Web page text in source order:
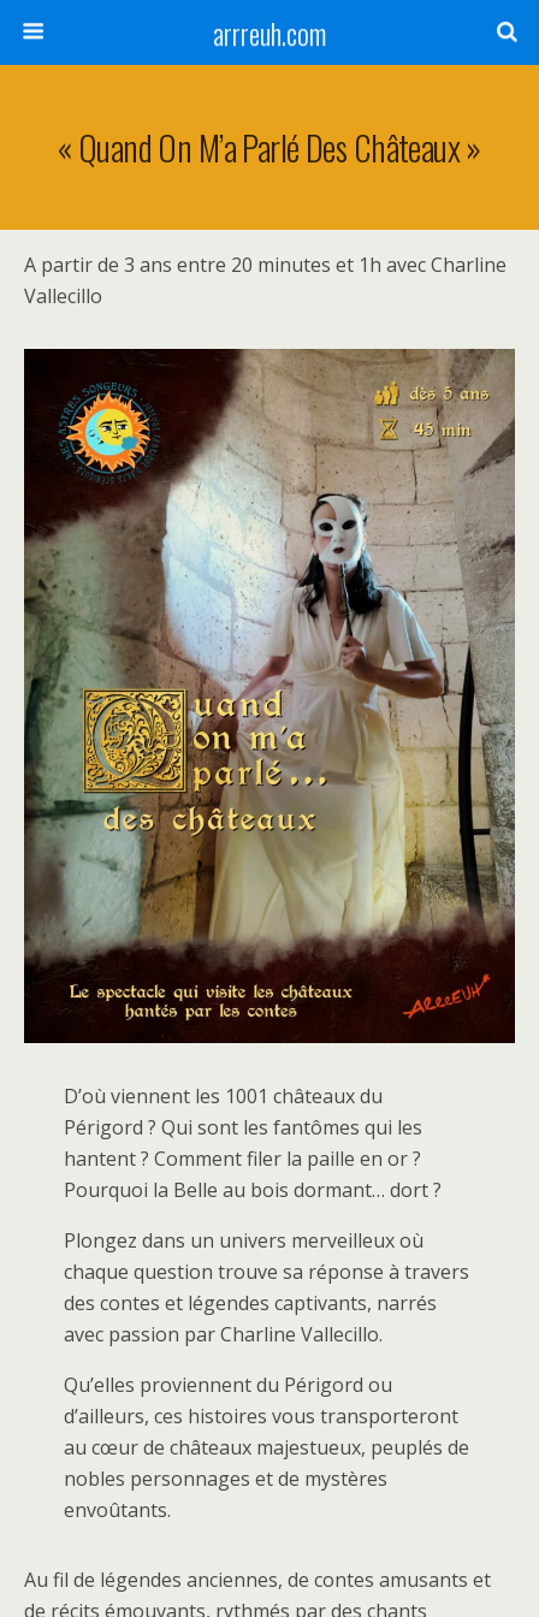
arrreuh.com
« Quand On M’a Parlé Des Châteaux »
A partir de 3 ans entre 20 minutes et 1h avec Charline
Vallecillo
D’où viennent les 1001 châteaux du
Périgord ? Qui sont les fantômes qui les
hantent ? Comment filer la paille en or ?
Pourquoi la Belle au bois dormant… dort ?
Plongez dans un univers merveilleux où
chaque question trouve sa réponse à travers
des contes et légendes captivants, narrés
avec passion par Charline Vallecillo.
Qu’elles proviennent du Périgord ou
d’ailleurs, ces histoires vous transporteront
au cœur de châteaux majestueux, peuplés de
nobles personnages et de mystères
envoûtants.
Au fil de légendes anciennes, de contes amusants et
de récits émouvants, rythmés par des chants